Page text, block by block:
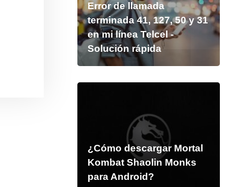
Error de llamada
terminada 41, 127, 50 y 31
en mi línea Telcel -
Solución rápida
¿Cómo descargar Mortal
Kombat Shaolin Monks
para Android?